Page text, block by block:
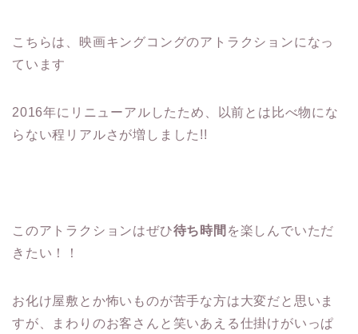
こちらは、映画キングコングのアトラクションになっ
ています
2016年にリニューアルしたため、以前とは比べ物にな
らない程リアルさが増しました!!
このアトラクションはぜひ待ち時間 を楽しんでいただ
きたい！！
お化け屋敷とか怖いものが苦手な方は大変だと思いま
すが、まわりのお客さんと笑いあえる仕掛けがいっぱ